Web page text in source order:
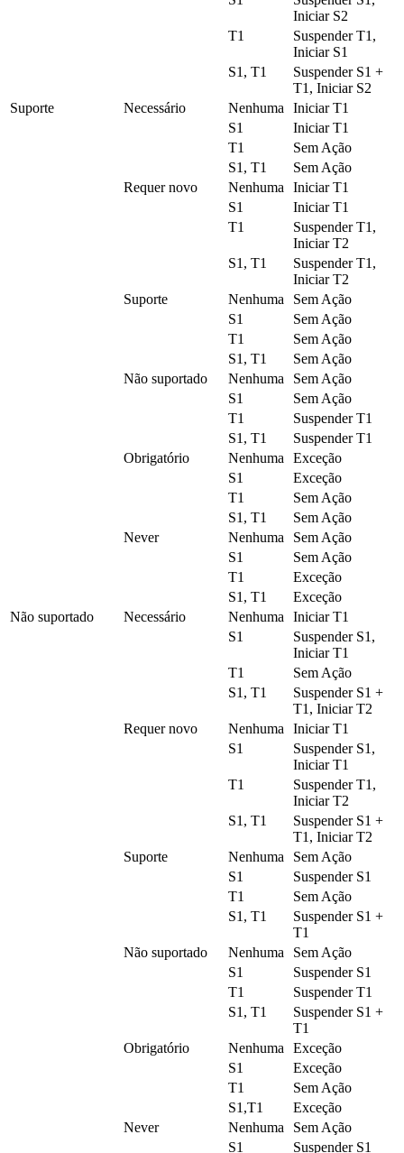
Iniciar S2
T1
Suspender T1,
Iniciar S1
S1, T1
Suspender S1 +
T1, Iniciar S2
Suporte
Necessário Nenhuma
Iniciar T1
S1
Iniciar T1
T1
Sem Ação
S1, T1
Sem Ação
Requer novo
Nenhuma
Iniciar T1
S1
Iniciar T1
T1
Suspender T1,
Iniciar T2
S1, T1
Suspender T1,
Iniciar T2
Suporte
Nenhuma
Sem Ação
S1
Sem Ação
T1
Sem Ação
S1, T1
Sem Ação
Não suportado
Nenhuma
Sem Ação
S1
Sem Ação
T1
Suspender T1
S1, T1
Suspender T1
Obrigatório
Nenhuma
Exceção
S1
Exceção
T1
Sem Ação
S1, T1
Sem Ação
Never
Nenhuma
Sem Ação
S1
Sem Ação
T1
Exceção
S1, T1
Exceção
Não suportado
Necessário Nenhuma
Iniciar T1
S1
Suspender S1,
Iniciar T1
T1
Sem Ação
S1, T1
Suspender S1 +
T1, Iniciar T2
Requer novo
Nenhuma
Iniciar T1
S1
Suspender S1,
Iniciar T1
T1
Suspender T1,
Iniciar T2
S1, T1
Suspender S1 +
T1, Iniciar T2
Suporte
Nenhuma
Sem Ação
S1
Suspender S1
T1
Sem Ação
S1, T1
Suspender S1 +
T1
Não suportado
Nenhuma
Sem Ação
S1
Suspender S1
T1
Suspender T1
S1, T1
Suspender S1 +
T1
Obrigatório
Nenhuma
Exceção
S1
Exceção
T1
Sem Ação
S1,T1
Exceção
Never
Nenhuma
Sem Ação
S1
Suspender S1